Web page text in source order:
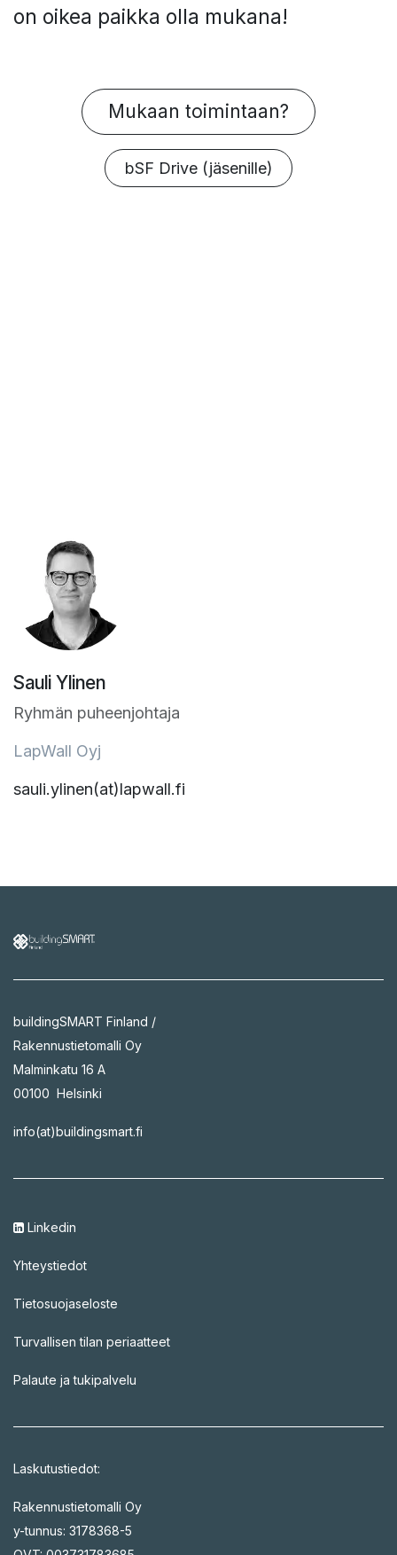
on oikea paikka olla mukana!
Mukaan toimintaan?
bSF Drive (jäsenille)
Sauli Ylinen
Ryhmän puheenjohtaja
LapWall Oyj
sauli.ylinen(at)lapwall.fi
buildingSMART Finland /
Rakennustietomalli Oy
Malminkatu 16 A
00100 Helsinki
info(at)buildingsmart.fi
Linkedin
Yhteystiedot
Tietosuojaseloste
Turvallisen tilan periaatteet
Palaute ja tukipalvelu
Laskutustiedot:
Rakennustietomalli Oy
y-tunnus: 3178368-5